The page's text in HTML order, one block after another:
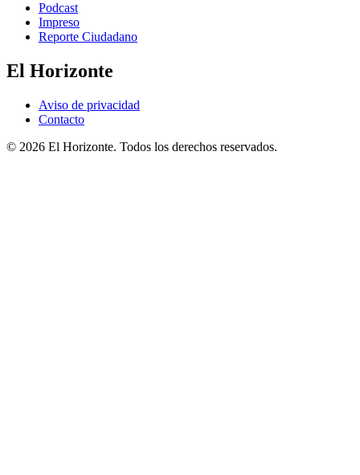
Podcast
Impreso
Reporte Ciudadano
El Horizonte
Aviso de privacidad
Contacto
© 2026 El Horizonte. Todos los derechos reservados.